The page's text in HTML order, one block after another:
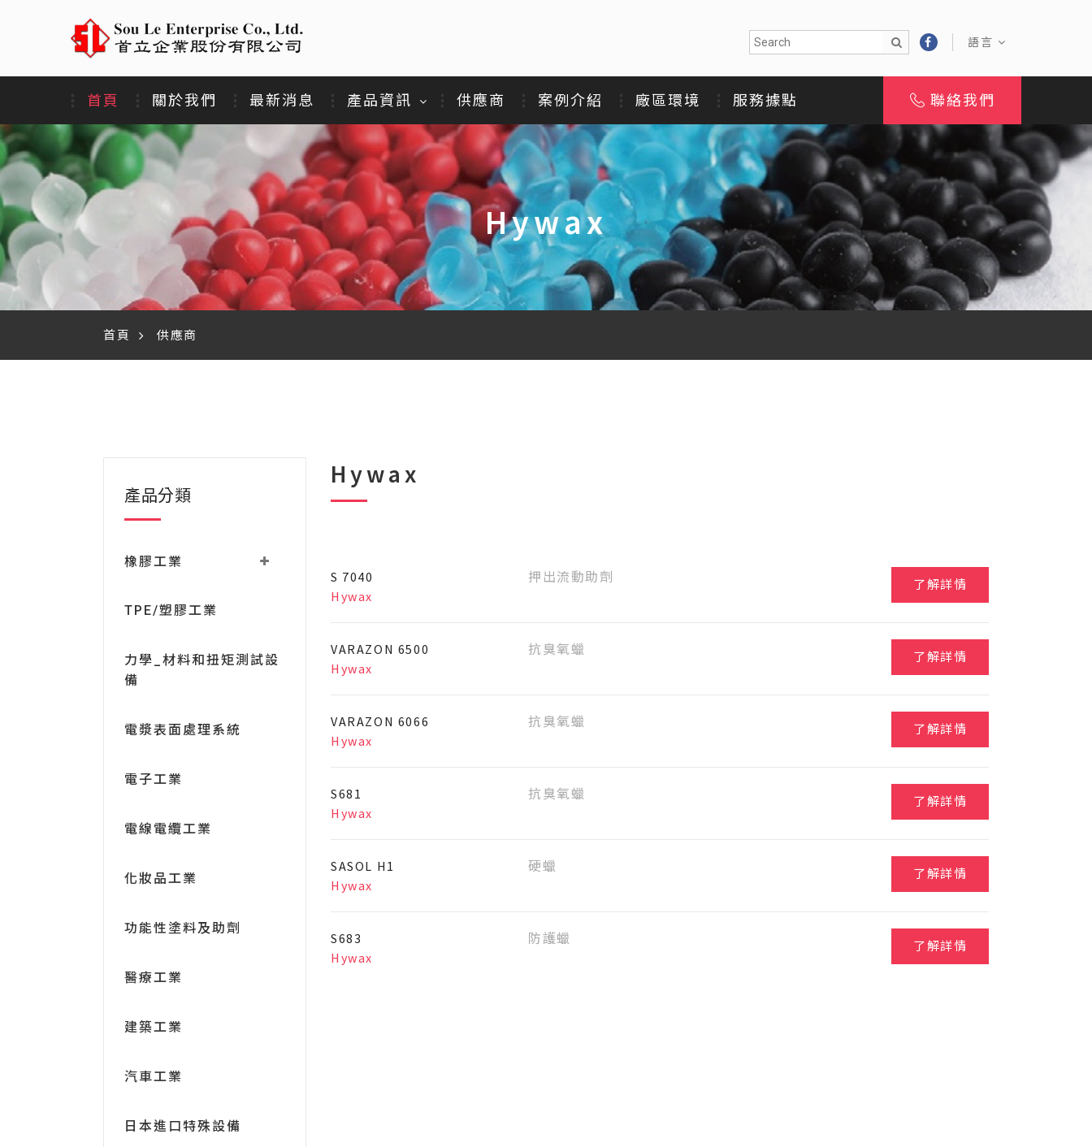
語言
首頁 關於我們 最新消息 產品資訊 供應商 案例介紹 廠區環境 服務據點 聯絡我們
Hywax
首頁 供應商
產品分類
橡膠工業
TPE/塑膠工業
力學_材料和扭矩測試設
備
電漿表面處理系統
電子工業
電線電纜工業
化妝品工業
功能性塗料及助劑
醫療工業
建築工業
汽車工業
日本進口特殊設備
Hywax
S 7040
Hywax
押出流動助劑 了解詳情
VARAZON 6500
Hywax
抗臭氧蠟 了解詳情
VARAZON 6066
Hywax
抗臭氧蠟 了解詳情
S681
Hywax
抗臭氧蠟 了解詳情
SASOL H1
Hywax
硬蠟 了解詳情
S683
Hywax
防護蠟 了解詳情